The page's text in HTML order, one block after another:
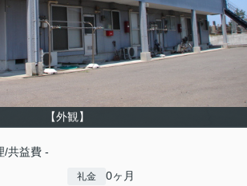
【外観】
共益費 -
礼金 0ヶ月